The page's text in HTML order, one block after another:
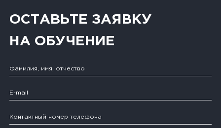
ОСТАВЬТЕ ЗАЯВКУ
НА ОБУЧЕНИЕ